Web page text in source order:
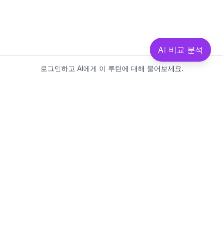
로그인하고 AI에게 이 루틴에 대해 물어보세요.
AI 비교 분석